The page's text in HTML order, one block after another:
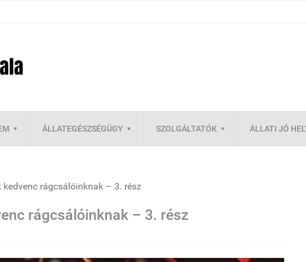
ÁLLATEGÉSZSÉGÜGY SZOLGÁLTATÓK ÁLLATI JÓ
rágcsálóinknak – 3. rész
rágcsálóinknak – 3. rész